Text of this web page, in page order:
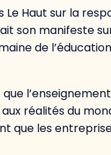
Le Haut sur la
son manifeste
de
réalités du
que les